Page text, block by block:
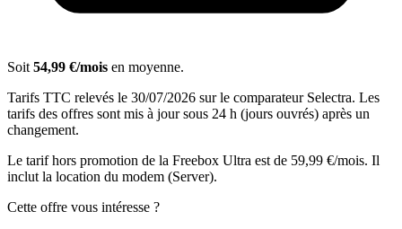
Soit 54,99 €/mois en moyenne.
Tarifs TTC relevés le 30/07/2026 sur le comparateur Selectra. Les
tarifs des offres sont mis à jour sous 24 h (jours ouvrés) après un
changement.
Le tarif hors promotion de la Freebox Ultra est de 59,99 €/mois. Il
inclut la location du modem (Server).
Cette offre vous intéresse ?